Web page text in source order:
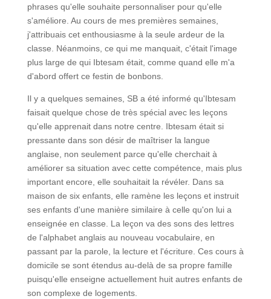
phrases qu'elle souhaite personnaliser pour qu'elle
s'améliore. Au cours de mes premières semaines,
j'attribuais cet enthousiasme à la seule ardeur de la
classe. Néanmoins, ce qui me manquait, c'était l'image
plus large de qui Ibtesam était, comme quand elle m'a
d'abord offert ce festin de bonbons.
Il y a quelques semaines, SB a été informé qu'Ibtesam
faisait quelque chose de très spécial avec les leçons
qu'elle apprenait dans notre centre. Ibtesam était si
pressante dans son désir de maîtriser la langue
anglaise, non seulement parce qu'elle cherchait à
améliorer sa situation avec cette compétence, mais plus
important encore, elle souhaitait la révéler. Dans sa
maison de six enfants, elle ramène les leçons et instruit
ses enfants d'une manière similaire à celle qu'on lui a
enseignée en classe. La leçon va des sons des lettres
de l'alphabet anglais au nouveau vocabulaire, en
passant par la parole, la lecture et l'écriture. Ces cours à
domicile se sont étendus au-delà de sa propre famille
puisqu'elle enseigne actuellement huit autres enfants de
son complexe de logements.